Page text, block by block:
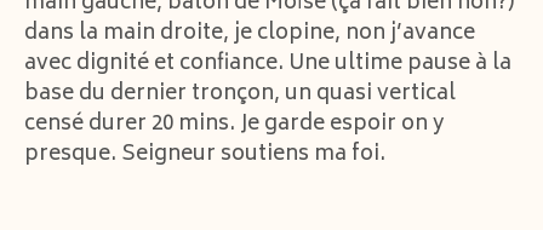
dans la main droite, je clopine, non j’avance
avec dignité et confiance. Une ultime pause à la
base du dernier tronçon, un quasi vertical
censé durer 20 mins. Je garde espoir on y
presque. Seigneur soutiens ma foi.